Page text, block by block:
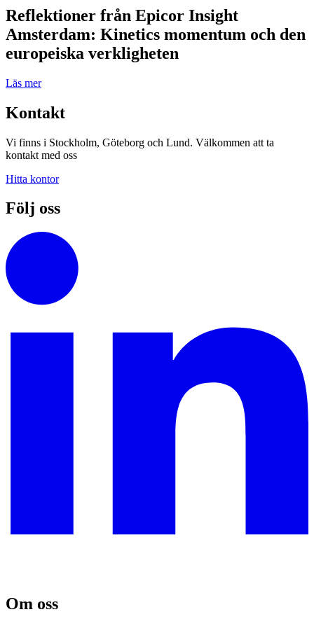
Reflektioner från Epicor Insight
Amsterdam: Kinetics momentum och den
europeiska verkligheten
Läs mer
Kontakt
Vi finns i Stockholm, Göteborg och Lund. Välkommen att ta
kontakt med oss
Hitta kontor
Följ oss
Om oss